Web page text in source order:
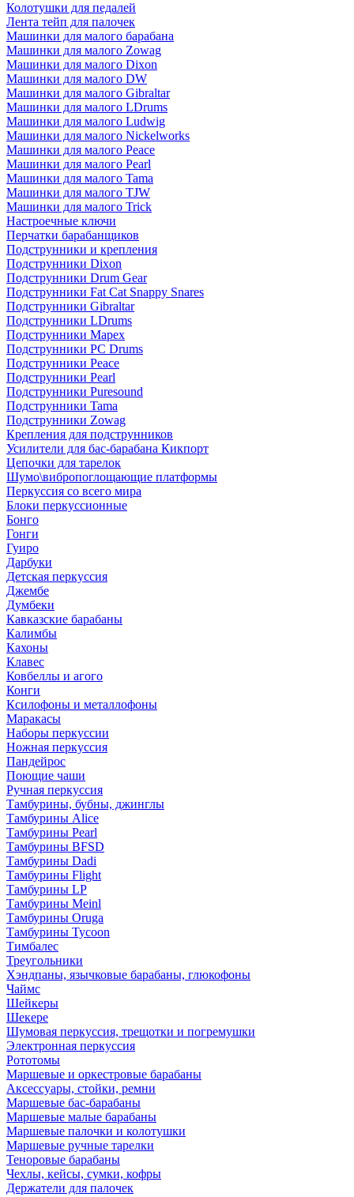
Колотушки для педалей
Лента тейп для палочек
Машинки для малого барабана
Машинки для малого Zowag
Машинки для малого Dixon
Машинки для малого DW
Машинки для малого Gibraltar
Машинки для малого LDrums
Машинки для малого Ludwig
Машинки для малого Nickelworks
Машинки для малого Peace
Машинки для малого Pearl
Машинки для малого Tama
Машинки для малого TJW
Машинки для малого Trick
Настроечные ключи
Перчатки барабанщиков
Подструнники и крепления
Подструнники Dixon
Подструнники Drum Gear
Подструнники Fat Cat Snappy Snares
Подструнники Gibraltar
Подструнники LDrums
Подструнники Mapex
Подструнники PC Drums
Подструнники Peace
Подструнники Pearl
Подструнники Puresound
Подструнники Tama
Подструнники Zowag
Крепления для подструнников
Усилители для бас-барабана Кикпорт
Цепочки для тарелок
Шумо\вибропоглощающие платформы
Перкуссия со всего мира
Блоки перкуссионные
Бонго
Гонги
Гуиро
Дарбуки
Детская перкуссия
Джембе
Думбеки
Кавказские барабаны
Калимбы
Кахоны
Клавес
Ковбеллы и агого
Конги
Ксилофоны и металлофоны
Маракасы
Наборы перкуссии
Ножная перкуссия
Пандейрос
Поющие чаши
Ручная перкуссия
Тамбурины, бубны, джинглы
Тамбурины Alice
Тамбурины Pearl
Тамбурины BFSD
Тамбурины Dadi
Тамбурины Flight
Тамбурины LP
Тамбурины Meinl
Тамбурины Oruga
Тамбурины Tycoon
Тимбалес
Треугольники
Хэндпаны, язычковые барабаны, глюкофоны
Чаймс
Шейкеры
Шекере
Шумовая перкуссия, трещотки и погремушки
Электронная перкуссия
Рототомы
Маршевые и оркестровые барабаны
Аксессуары, стойки, ремни
Маршевые бас-барабаны
Маршевые малые барабаны
Маршевые палочки и колотушки
Маршевые ручные тарелки
Теноровые барабаны
Чехлы, кейсы, сумки, кофры
Держатели для палочек